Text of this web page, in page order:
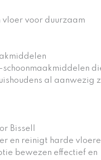
al aanwezig
Bissell
en reinigt harde
bewezen effectief en